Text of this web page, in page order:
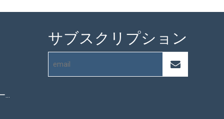
マイクロファイバータオル
サブスクリプション